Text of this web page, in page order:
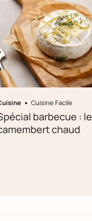
Cuisine Facile
barbecue : le
chaud